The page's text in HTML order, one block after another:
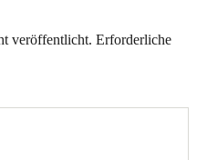
veröffentlicht. Erforderliche